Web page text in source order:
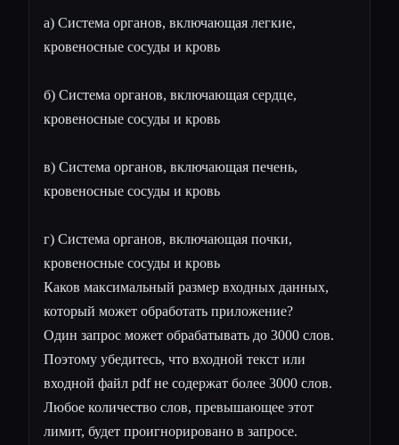
а) Система органов, включающая легкие,
кровеносные сосуды и кровь
б) Система органов, включающая сердце,
кровеносные сосуды и кровь
в) Система органов, включающая печень,
кровеносные сосуды и кровь
г) Система органов, включающая почки,
кровеносные сосуды и кровь
Каков максимальный размер входных данных,
который может обработать приложение?
Один запрос может обрабатывать до 3000 слов.
Поэтому убедитесь, что входной текст или
входной файл pdf не содержат более 3000 слов.
Любое количество слов, превышающее этот
лимит, будет проигнорировано в запросе.